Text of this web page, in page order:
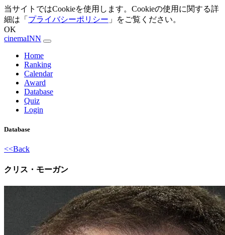
当サイトではCookieを使用します。Cookieの使用に関する詳
細は「 プライバシーポリシー 」をご覧ください。
OK
cinemaINN
Home
Ranking
Calendar
Award
Database
Quiz
Login
Database
<<Back
クリス・モーガン